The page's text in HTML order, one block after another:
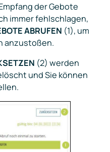
der Gebote
immer fehlschlagen,
ABRUFEN (1), um
anzustoßen.
(2) werden
und Sie können